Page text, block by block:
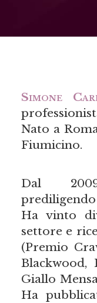
Simone
Nato a
Fiumicino.
Dal
Ha vinto
settore e
(Premio
Blackwood,
Giallo
Ha